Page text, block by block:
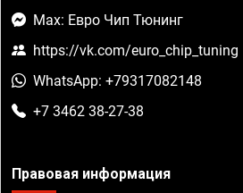
Max: Евро Чип Тюнинг
https://vk.com/euro_chip_tuning
WhatsApp: +79317082148
+7 3462 38-27-38
Правовая информация